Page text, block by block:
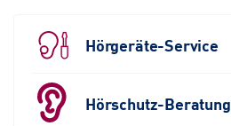
Hörgeräte-Service
Hörschutz-Beratung